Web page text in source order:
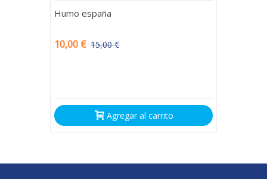
Humo españa
10,00 € 15,00 €
Agregar al carrito